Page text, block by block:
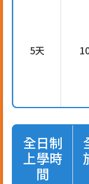
5天
全日制
上學時
間